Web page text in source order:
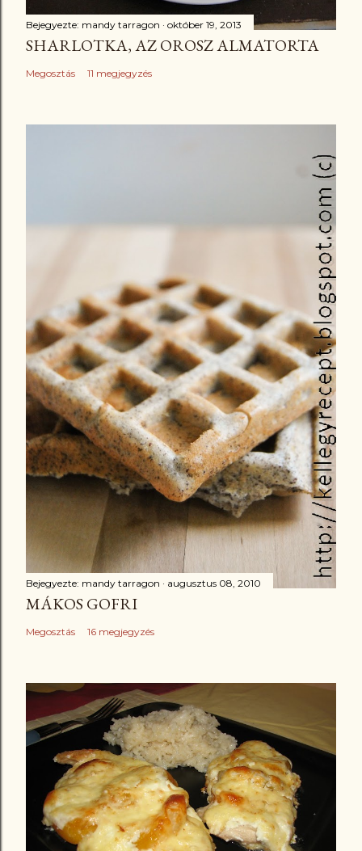
Bejegyezte: mandy tarragon október 19, 2013
SHARLOTKA, AZ OROSZ ALMATORTA
Megosztás 11 megjegyzés
Bejegyezte: mandy tarragon augusztus 08, 2010
MÁKOS GOFRI
Megosztás 16 megjegyzés